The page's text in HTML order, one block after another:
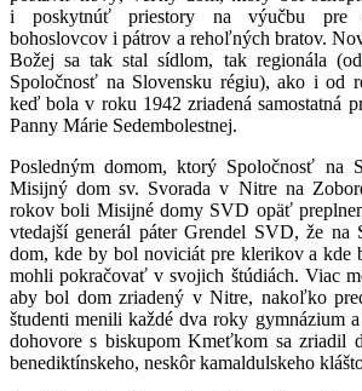
i poskytnúť priestory na výučbu pre
bohoslovcov i pátrov a rehoľných bratov.
Božej sa tak stal sídlom, tak regionála
Spoločnosť na Slovensku régiu), ako i od
keď bola v roku 1942 zriadená samostatná
Panny Márie Sedembolestnej.
Posledným domom, ktorý Spoločnosť na
Misijný dom sv. Svorada v Nitre na
rokov boli Misijné domy SVD opäť
vtedajší generál páter Grendel SVD, že na
dom, kde by bol noviciát pre klerikov a kde
mohli pokračovať v svojich štúdiách. Viac
aby bol dom zriadený v Nitre, nakoľko
študenti menili každé dva roky gymnázium
dohovore s biskupom Kmeťkom sa zriadil
benediktínskeho, neskôr kamaldulskeho